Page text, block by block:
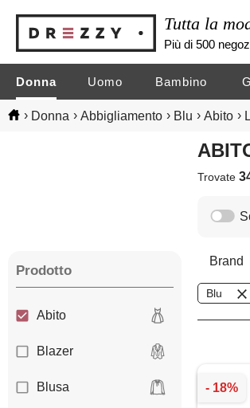
Tutta la
Più di 500
Donna Uomo Bambino
› Donna › Abbigliamento › Blu › Abito ›
Trovate
Prodotto
Abito
Blazer
Blusa
Brand
Blu